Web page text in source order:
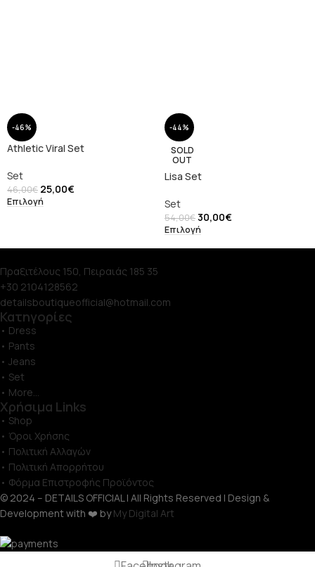
-46%
Athletic Viral Set
Set
46,00€ 25,00€
Επιλογή
-44%
SOLD
OUT
Lisa Set
Set
54,00€30,00€
Επιλογή
Πραξιτέλους 150, Πειραιάς 185 35
+30 2104128562
detailsboutiqueofficial@hotmail.com
Κατηγορίες
• Dress
• Pants
• Jeans
• Set
• More...
Χρήσιμα Links
• Shop
• Όροι Χρήσης
• Πολιτική Αλλαγών
• Πολιτική Απορρήτου
• Φόρμα Επιστροφής Προϊόντος
© 2024 – DETAILS OFFICIAL | All Rights Reserved | Design &
Development with ❤️ byMy Digital Art